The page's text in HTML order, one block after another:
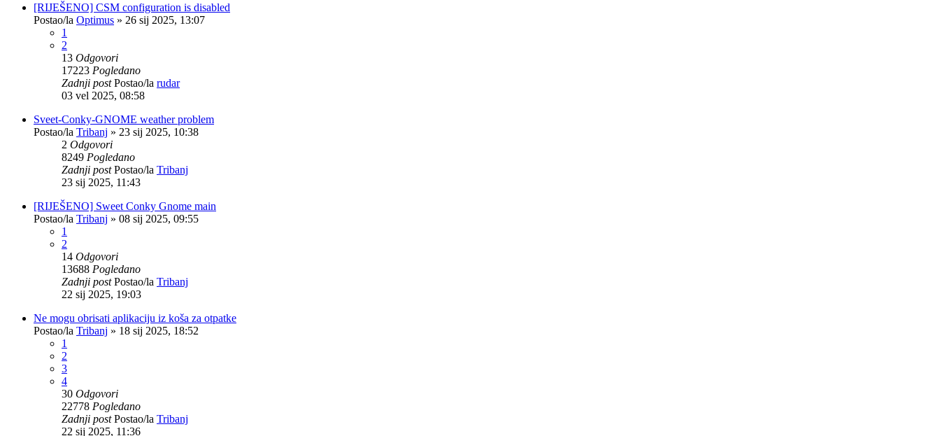
[RIJEŠENO] CSM configuration is disabled
Postao/la Optimus » 26 sij 2025, 13:07
1
2
13 Odgovori
17223 Pogledano
Zadnji postPostao/la rudar
03 vel 2025, 08:58
Sveet-Conky-GNOME weather problem
Postao/la Tribanj » 23 sij 2025, 10:38
2 Odgovori
8249 Pogledano
Zadnji postPostao/la Tribanj
23 sij 2025, 11:43
[RIJEŠENO] Sweet Conky Gnome main
Postao/la Tribanj » 08 sij 2025, 09:55
1
2
14 Odgovori
13688 Pogledano
Zadnji postPostao/la Tribanj
22 sij 2025, 19:03
Ne mogu obrisati aplikaciju iz koša za otpatke
Postao/la Tribanj » 18 sij 2025, 18:52
1
2
3
4
30 Odgovori
22778 Pogledano
Zadnji postPostao/la Tribanj
22 sij 2025, 11:36